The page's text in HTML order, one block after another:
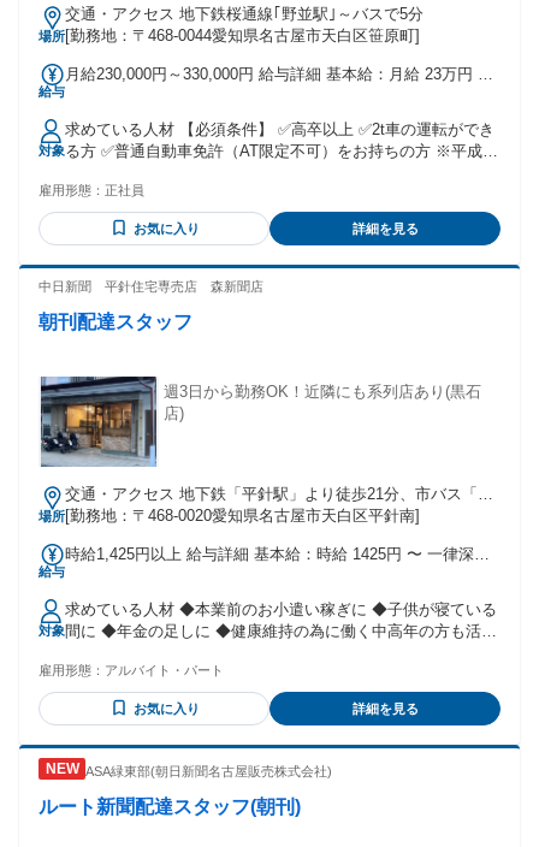
場所
交通・アクセス 地下鉄桜通線｢野並駅｣～バスで5分
[勤務地：〒468-0044愛知県名古屋市天白区笹原町]
給与
月給230,000円～330,000円 給与詳細 基本給：月給 23万円 〜
れる通勤・皆勤・家族手当金額：なし 全員に一律で支払われ
るその他手当金額：なし ❖各種手当 ・役職手当 ・職務手当
・家族手当 ・皆勤手当 ・時間外手当 ・通勤手当（上限あり/
月額3万円まで） ❖昇給制度：年1回あり 昇給金額：1月あた
与金額：400,000円〜1,500,000円 ※前年度実績あり
対象
求めている人材 【必須条件】 ✅高卒以上 ✅2t車の運転ができ
る方 ✅普通自動車免許（AT限定不可）をお持ちの方 ※平成
29（2017）年3月12日以降に普通免許を取得した方は2トント
ラックの運転ができません ✅または、準中型免許以上をお持
ちの方 ✅未経験者歓迎！ ✅異業種からの応募も大歓迎！ ✅20
められないですよ(笑) 面倒見の良い先輩が多く働きやすさバ
■じっとしているよりも、体を動かすことが好きな方！ ■アク
自ら行動できる方 【こんな方にはピッタリです！】 ■残業が
少ない会社で働きたい方 ■ワークライフバランスを整えたい
方 ■プライベートも大事にしたい方 ■物流倉庫など、体を動か
す作業の経験がある方 ー ＿＿＿＿＿＿＿＿＿ ✅センター長の
なりました。 入社20年以上でキャリアも充分。 若手が多いセ
ンターなので良い兄貴分です。 プライベートでは、素敵なパ
ナソニックなど、国内有力メーカーのキッチン、ユニットバ
総合的に取り扱う商社です。 より快適な商品を提案し、住生
活の質的向上を図り、社会インフラの構築の一助を担ってい
出。2015年8月に本社を新築移転しました。 ※1999年に、優
良法人として名古屋市長より表彰されました。 ー 年齢の条件
と理由：あり（例外事由3号のイ・43歳以下（長期勤続による
雇用形態： 正社員
お気に入り 詳細を見る
中日新聞 平針住宅専売店 森新聞店
朝刊配達スタッフ
週3日から勤務OK！近隣にも系列店あり(黒石
店)
場所
交通・アクセス 地下鉄「平針駅」より徒歩21分、市バス「平
針住宅」バス停下車、徒歩1分
[勤務地：〒468-0020愛知県名古屋市天白区平針南]
給与
時給1,425円以上 給与詳細 基本給：時給 1425円 〜 一律深夜
対象
求めている人材 ◆本業前のお小遣い稼ぎに ◆子供が寝ている
間に ◆年金の足しに ◆健康維持の為に働く中高年の方も活躍
躍中 慣れたら一人での配達なので人付き合いが苦手な方にも
オススメです♪
雇用形態： アルバイト・パート
お気に入り 詳細を見る
ASA緑東部(朝日新聞名古屋販売株式会社)
ルート新聞配達スタッフ(朝刊)